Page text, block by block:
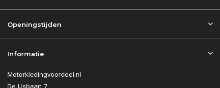
Openingstijden
Informatie
Motorkledingvoordeel.nl
De IJsbaan 7